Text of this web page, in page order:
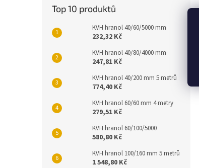
Top 10 produktů
KVH hranol 40/60/5000 mm
232,32 Kč
KVH hranol 40/80/4000 mm
247,81 Kč
KVH hranol 40/200 mm 5 metrů
774,40 Kč
KVH hranol 60/60 mm 4 metry
279,51 Kč
KVH hranol 60/100/5000
580,80 Kč
KVH hranol 100/160 mm 5 metrů
1 548,80 Kč